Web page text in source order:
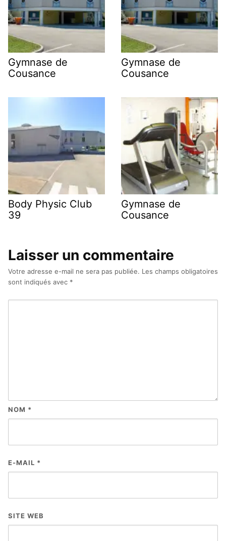
Gymnase de
Cousance
Gymnase de
Cousance
Body Physic Club
39
Gymnase de
Cousance
Laisser un commentaire
Votre adresse e-mail ne sera pas publiée. Les champs obligatoires
sont indiqués avec *
NOM *
E-MAIL *
SITE WEB